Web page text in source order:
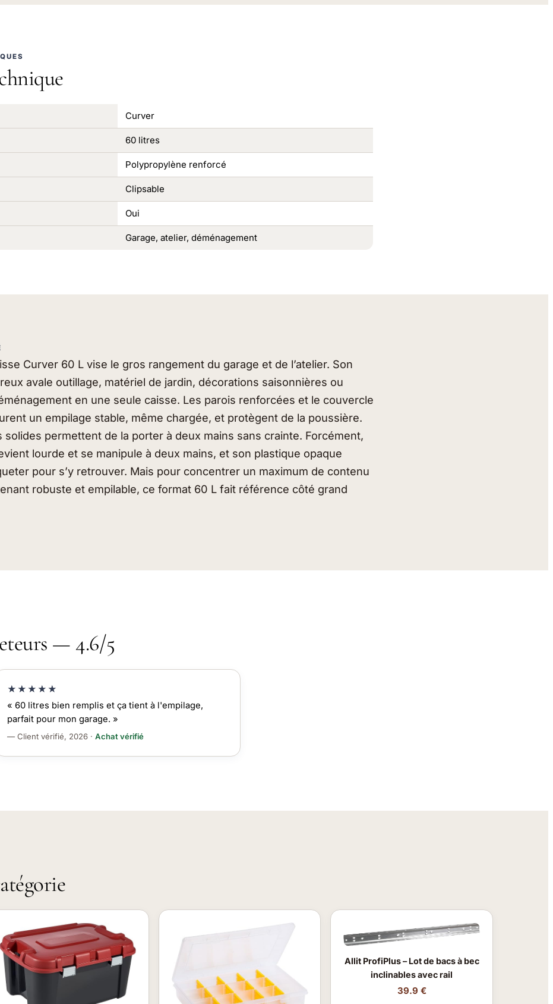
Curver
60 litres
Polypropylène renforcé
Clipsable
Oui
Garage, atelier, déménagement
Curver 60 L vise le gros rangement du garage et de l’atelier. Son
avale outillage, matériel de jardin, décorations saisonnières ou
en une seule caisse. Les parois renforcées et le couvercle
un empilage stable, même chargée, et protègent de la poussière.
solides permettent de la porter à deux mains sans crainte. Forcément,
lourde et se manipule à deux mains, et son plastique opaque
pour s’y retrouver. Mais pour concentrer un maximum de contenu
robuste et empilable, ce format 60 L fait référence côté grand
— 4.6/5
★★★★★
« 60 litres bien remplis et ça tient à l'empilage,
parfait pour mon garage. »
— Client vérifié, 2026 ·Achat vérifié
Allit ProfiPlus – Lot de bacs à bec
inclinables avec rail
39.9 €